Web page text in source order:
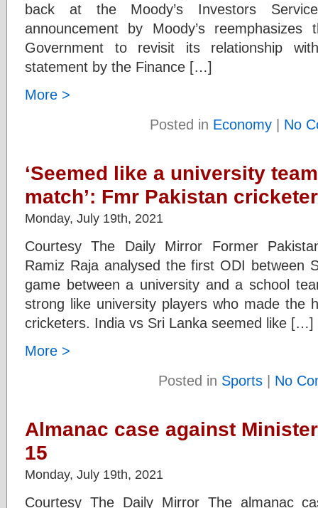
back at the Moody’s Investors
announcement by Moody’s
Government to revisit its relationship
statement by the Finance […]
More >
Posted in Economy| No
‘Seemed like a university
match’: Fmr Pakistan
Monday, July 19th, 2021
Courtesy The Daily Mirror Former
Ramiz Raja analysed the first ODI between
game between a university and a school
strong like university players who made the
cricketers. India vs Sri Lanka seemed like […]
More >
Posted in Sports | No
Almanac case against
15
Monday, July 19th, 2021
Courtesy The Daily Mirror The almanac